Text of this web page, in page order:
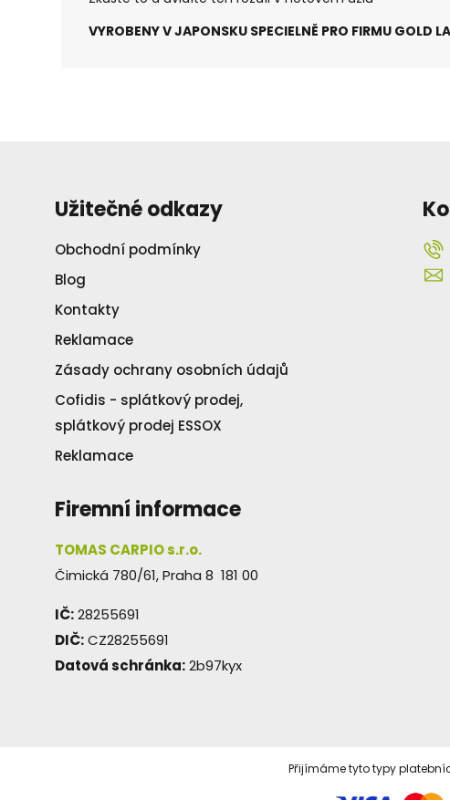
VYROBENY V JAPONSKU SPECIELNĚ PRO FIRMU GOLD
Užitečné odkazy
Obchodní podmínky
Blog
Kontakty
Reklamace
Zásady ochrany osobních údajů
Cofidis - splátkový prodej,
splátkový prodej ESSOX
Reklamace
Firemní informace
TOMAS CARPIO s.r.o.
Čimická 780/61, Praha 8 181 00
IČ:28255691
DIČ:CZ28255691
Datová schránka:2b97kyx
Přijímáme tyto typy